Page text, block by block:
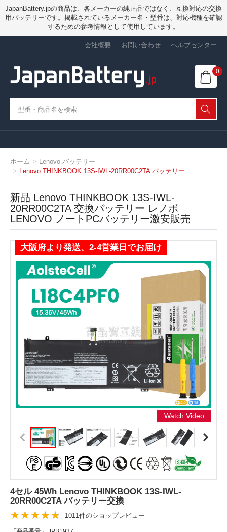
JapanBattery.jpの商品は、各メーカーの純正品ではなく、互換対応の交換
用バッテリーです。掲載されているメーカー名・型番は、対応機種を確認
するための参考情報として使用しています。
会社概要 お問い合わせ ヘルプセンター
0
ホーム
Lenovo バッテリー
Lenovo THINKBOOK 13S-IWL-20RR00C2TA バッテリー
新品 Lenovo THINKBOOK 13S-IWL-
20RR00C2TA 交換バッテリー レノボ
LENOVO ノートPCバッテリー激安販売
Watch Video
大阪府より発送、2-4営業日でお届け
4セル 45Wh Lenovo THINKBOOK 13S-IWL-
20RR00C2TA バッテリー交換
1011件のショップレビュー